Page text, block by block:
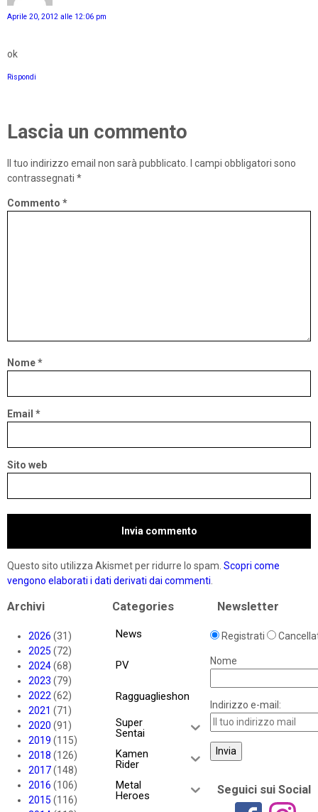
Aprile 20, 2012 alle 12:06 pm
ok
Rispondi
Lascia un commento
Il tuo indirizzo email non sarà pubblicato.
I campi obbligatori sono
contrassegnati *
Commento *
Nome*
Email *
Sito web
Questo sito utilizza Akismet per ridurre lo spam. Scopri come
vengono elaborati i dati derivati dai commenti
Archivi
2026 (31)
2025 (72)
2024(68)
2023 (79)
2022 (62)
2021 (71)
2020 (91)
2019 (115)
2018 (126)
2017(148)
2016 (106)
2015 (116)
Categories
News
PV
Ragguaglieshon
Super
Sentai
Kamen
Rider
Metal
Heroes
Newsletter
Registrati
Nome
Indirizzo e-mail:
Seguici sui Social